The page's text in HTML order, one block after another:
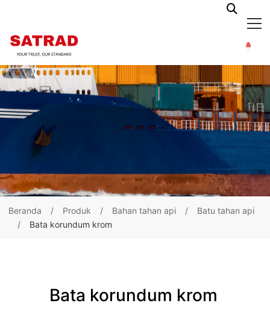
Beranda Produk Bahan tahan api
Batu tahan api
Bata korundum krom
Bata korundum krom